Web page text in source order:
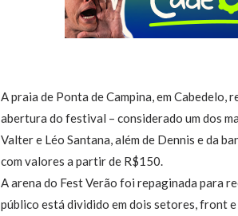
A praia de Ponta de Campina, em Cabedelo,
abertura do festival – considerado um dos
Valter e Léo Santana, além de Dennis e da
com valores a partir de R$150.
A arena do Fest Verão foi repaginada para
público está dividido em dois setores, front